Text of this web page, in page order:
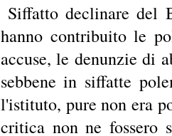
Siffatto declinare del
hanno contribuito le
accuse, le denunzie di
sebbene in siffatte
l'istituto, pure non era
critica non ne fossero